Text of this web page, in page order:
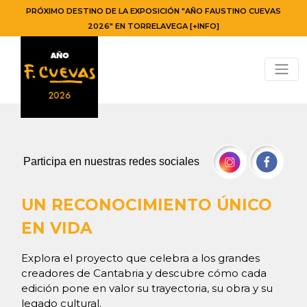
PRÓXIMO DESTINO DE LA EXPOSICIÓN "AÑO FAUSTINO CUEVAS
2026" EN TORRELAVEGA [+INFO]
Participa en nuestras redes sociales
UN RECONOCIMIENTO ÚNICO
EN VIDA
Explora el proyecto que celebra a los grandes
creadores de Cantabria y descubre cómo cada
edición pone en valor su trayectoria, su obra y su
legado cultural.